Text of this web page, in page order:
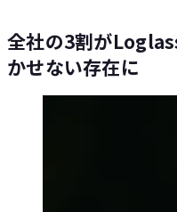
全社の3割が
かせない存在に